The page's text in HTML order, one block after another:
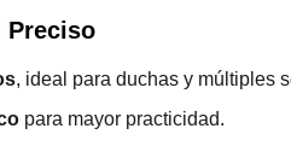
Preciso
, ideal para duchas y múltiples
para mayor practicidad.